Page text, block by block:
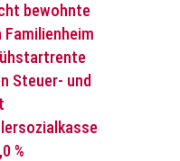
bewohnte
Steuer- und
%